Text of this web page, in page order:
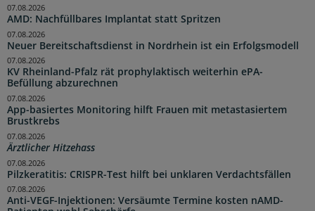
AMD: Nachfüllbares Implantat statt Spritzen
07.08.2026
Neuer Bereitschaftsdienst in Nordrhein ist ein Erfolgsmodell
07.08.2026
KV Rheinland-Pfalz rät prophylaktisch weiterhin ePA-
Befüllung abzurechnen
07.08.2026
App-basiertes Monitoring hilft Frauen mit metastasiertem
Brustkrebs
07.08.2026
Ärztlicher Hitzehass
07.08.2026
Pilzkeratitis: CRISPR-Test hilft bei unklaren Verdachtsfällen
07.08.2026
Anti-VEGF-Injektionen: Versäumte Termine kosten nAMD-
07.08.2026